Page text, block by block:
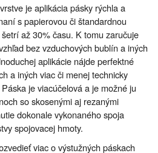
je aplikácia pásky rýchla a
s papierovou či štandardnou
až 30% času. K tomu zaručuje
bez vzduchových bublín a iných
aplikácie nájde perfektné
a iných viac či menej technicky
je viacúčelová a je možné ju
so skosenými aj rezanými
dokonale vykonaného spoja
spojovacej hmoty.
viac o výstužných páskach